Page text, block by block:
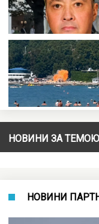
НОВИНИ ЗА ТЕМОЮ
НОВИНИ